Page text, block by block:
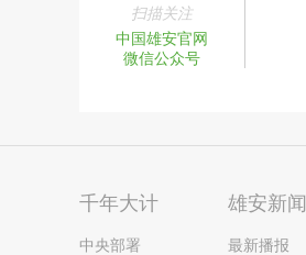
扫描关注
中国雄安官网
微信公众号
千年大计
中央部署
雄安新闻
最新播报